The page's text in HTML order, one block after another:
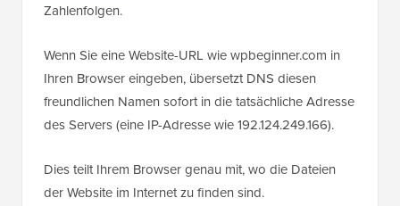
Zahlenfolgen.
Wenn Sie eine Website-URL wie wpbeginner.com in
Ihren Browser eingeben, übersetzt DNS diesen
freundlichen Namen sofort in die tatsächliche Adresse
des Servers (eine IP-Adresse wie 192.124.249.166).
Dies teilt Ihrem Browser genau mit, wo die Dateien
der Website im Internet zu finden sind.